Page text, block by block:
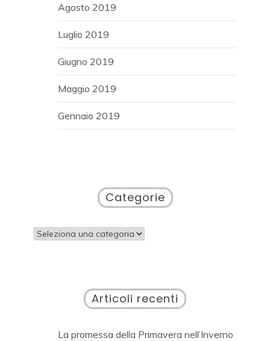
Agosto 2019
Luglio 2019
Giugno 2019
Maggio 2019
Gennaio 2019
Categorie
Categorie
Articoli recenti
La promessa della Primavera nell’Inverno